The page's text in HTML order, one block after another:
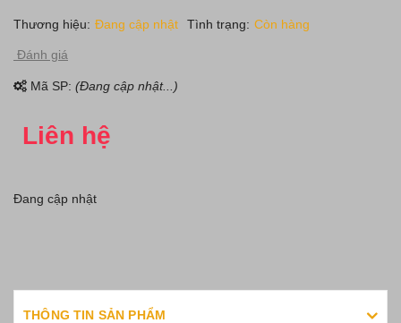
Thương hiệu: Đang cập nhật Tình trạng: Còn hàng
Đánh giá
Mã SP: (Đang cập nhật...)
Liên hệ
Đang cập nhật
THÔNG TIN SẢN PHẨM